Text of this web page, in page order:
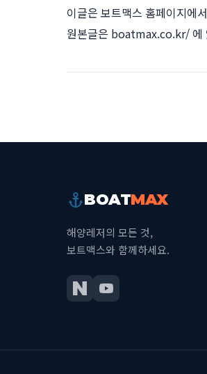
이글은 보트맥스 홈페이지에
원본글은 boatmax.co.kr/ 에
BOATMAX
해양레저의 모든 것,
보트맥스와 함께하세요.